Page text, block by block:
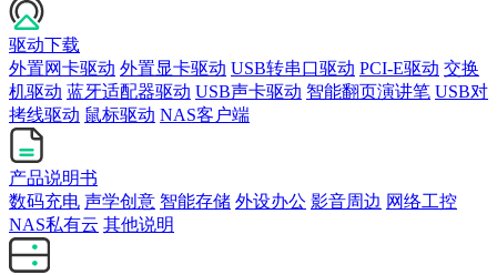
驱动下载
外置网卡驱动 外置显卡驱动 USB转串口驱动 PCI-E驱动 交换
机驱动 蓝牙适配器驱动 USB声卡驱动 智能翻页演讲笔 USB对
拷线驱动 鼠标驱动 NAS客户端
产品说明书
数码充电 声学创意 智能存储 外设办公 影音周边 网络工控
NAS私有云 其他说明